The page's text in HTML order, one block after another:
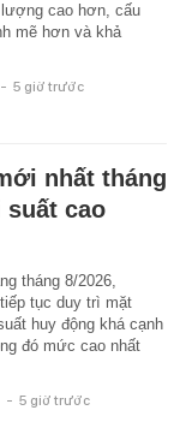
cao hơn, cấu
mẽ hơn và khả
- 5 giờ trước
nhất tháng
suất cao
tháng 8/2026,
tục duy trì mặt
huy động khá cạnh
đó mức cao nhất
- 5 giờ trước